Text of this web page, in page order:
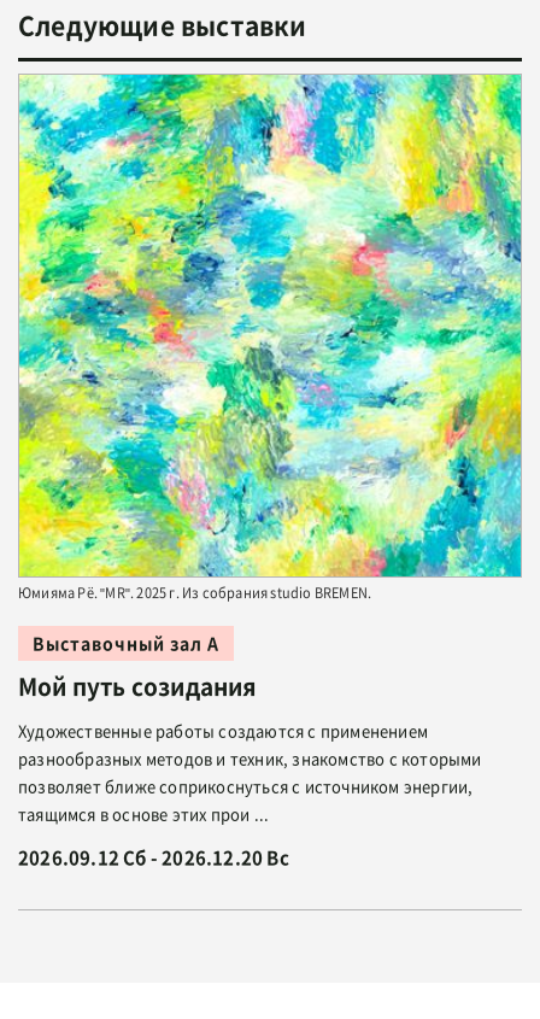
Следующие выставки
Юмияма Рё. "MR". 2025 г. Из собрания studio BREMEN.
Выставочный зал А
Мой путь созидания
Художественные работы создаются с применением
разнообразных методов и техник, знакомство с которыми
позволяет ближе соприкоснуться с источником энергии,
таящимся в основе этих прои ...
2026.09.12 Сб - 2026.12.20 Вс